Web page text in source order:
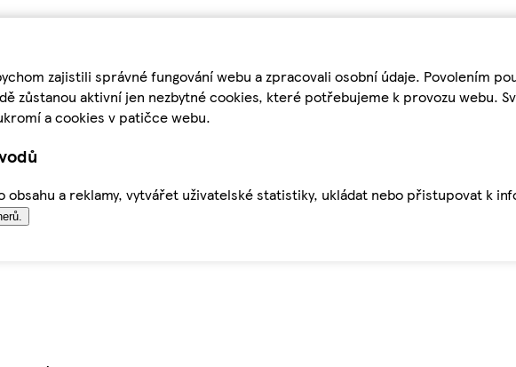
zajistili správné fungování webu a zpracovali osobní údaje. Povolením
zůstanou aktivní jen nezbytné cookies, které potřebujeme k provozu webu.
a cookies v patičce webu.
a reklamy, vytvářet uživatelské statistiky, ukládat nebo přistupovat k